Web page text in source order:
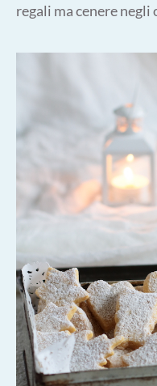
regali ma cenere negli